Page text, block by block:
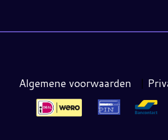
Algemene voorwaarden |